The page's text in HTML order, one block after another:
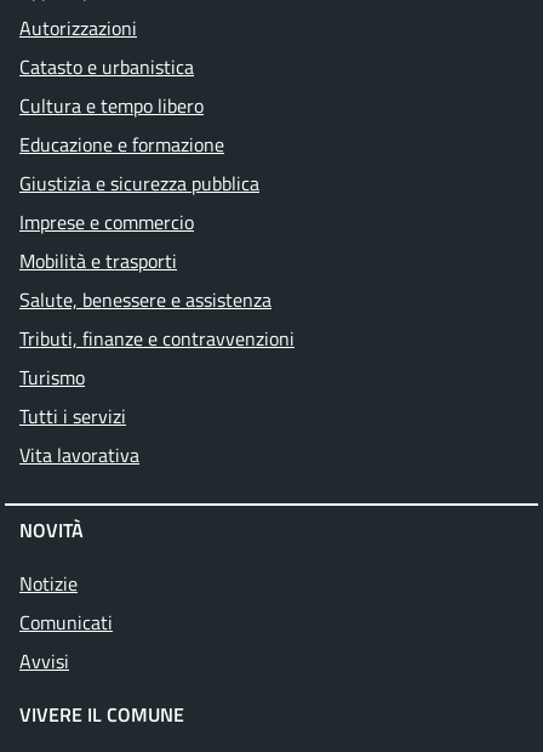
Autorizzazioni
Catasto e urbanistica
Cultura e tempo libero
Educazione e formazione
Giustizia e sicurezza pubblica
Imprese e commercio
Mobilità e trasporti
Salute, benessere e assistenza
Tributi, finanze e contravvenzioni
Turismo
Tutti i servizi
Vita lavorativa
NOVITÀ
Notizie
Comunicati
Avvisi
VIVERE IL COMUNE